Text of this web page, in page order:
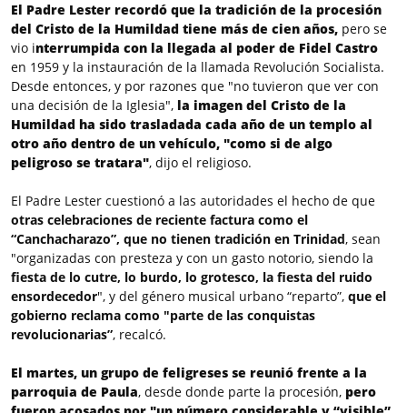
El Padre Lester recordó que la tradición de la procesión
del Cristo de la Humildad tiene más de cien años, pero se
vio interrumpida con la llegada al poder de Fidel Castro
en 1959 y la instauración de la llamada Revolución Socialista.
Desde entonces, y por razones que "no tuvieron que ver con
una decisión de la Iglesia", la imagen del Cristo de la
Humildad ha sido trasladada cada año de un templo al
otro año dentro de un vehículo, "como si de algo
peligroso se tratara", dijo el religioso.
El Padre Lester cuestionó a las autoridades el hecho de que
otras celebraciones de reciente factura como el
“Canchacharazo”, que no tienen tradición en Trinidad, sean
"organizadas con presteza y con un gasto notorio, siendo la
fiesta de lo cutre, lo burdo, lo grotesco, la fiesta del ruido
ensordecedor", y del género musical urbano “reparto”, que el
gobierno reclama como "parte de las conquistas
revolucionarias”, recalcó.
El martes, un grupo de feligreses se reunió frente a la
parroquia de Paula, desde donde parte la procesión, pero